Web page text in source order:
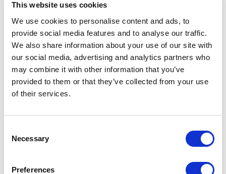
This website uses cookies
We use cookies to personalise content and ads, to
provide social media features and to analyse our traffic.
We also share information about your use of our site with
our social media, advertising and analytics partners who
may combine it with other information that you’ve
provided to them or that they’ve collected from your use
of their services.
Selection
Necessary
Preferences
Datos de
eficiencia
ITO
Consumo
de agua
115.10
liters/m
de CO₂
CO₂